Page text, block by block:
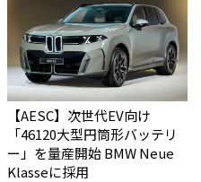
【AESC】次世代EV向け
「46120大型円筒形バッテリ
ー」を量産開始 BMW Neue
Klasseに採用